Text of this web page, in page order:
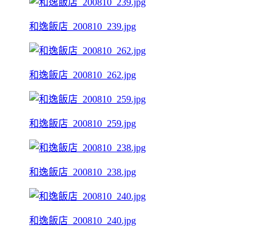
和逸飯店_200810_239.jpg
和逸飯店_200810_262.jpg
和逸飯店_200810_259.jpg
和逸飯店_200810_238.jpg
和逸飯店_200810_240.jpg